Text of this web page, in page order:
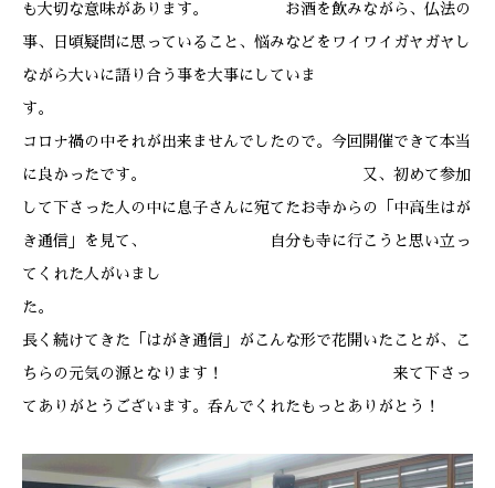
も大切な意味があります。 お酒を飲みながら、仏法の
事、日頃疑問に思っていること、悩みなどをワイワイガヤガヤし
ながら大いに語り合う事を大事にしていま
す
コロナ禍の中それが出来ませんでしたので。今回開催できて本当
に良かったです。 又、初めて参加
して下さった人の中に息子さんに宛てたお寺からの「中高生はが
き通信」を見て、 自分も寺に行こうと思い立っ
てくれた人がいまし
た。
長く続けてきた「はがき通信」がこんな形で花開いたことが、こ
ちらの元気の源となります！ 来て下さっ
てありがとうございます。呑んでくれたもっとありがとう！